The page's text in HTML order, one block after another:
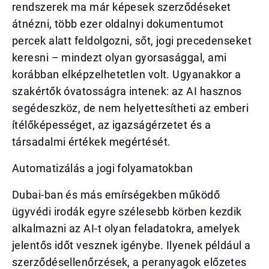
rendszerek ma már képesek szerződéseket
átnézni, több ezer oldalnyi dokumentumot
percek alatt feldolgozni, sőt, jogi precedenseket
keresni – mindezt olyan gyorsasággal, ami
korábban elképzelhetetlen volt. Ugyanakkor a
szakértők óvatosságra intenek: az AI hasznos
segédeszköz, de nem helyettesítheti az emberi
ítélőképességet, az igazságérzetet és a
társadalmi értékek megértését.
Automatizálás a jogi folyamatokban
Dubai-ban és más emírségekben működő
ügyvédi irodák egyre szélesebb körben kezdik
alkalmazni az AI-t olyan feladatokra, amelyek
jelentős időt vesznek igénybe. Ilyenek például a
szerződésellenőrzések, a peranyagok előzetes